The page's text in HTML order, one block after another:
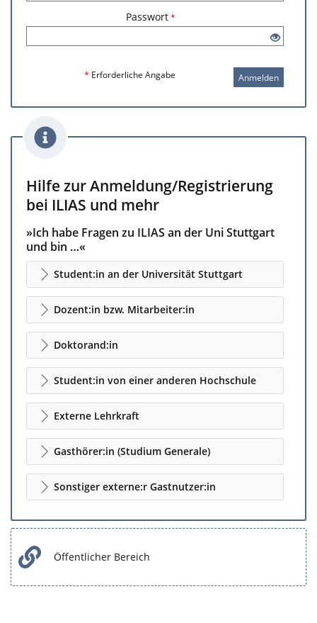
Passwort*
* Erforderliche Angabe Anmelden
Hilfe zur Anmeldung/Registrierung
bei ILIAS und mehr
»Ich habe Fragen zu ILIAS an der Uni Stuttgart
und bin …«
Student:in an der Universität Stuttgart
Dozent:in bzw. Mitarbeiter:in
Doktorand:in
Student:in von einer anderen Hochschule
Externe Lehrkraft
Gasthörer:in (Studium Generale)
Sonstiger externe:r Gastnutzer:in
Öffentlicher Bereich